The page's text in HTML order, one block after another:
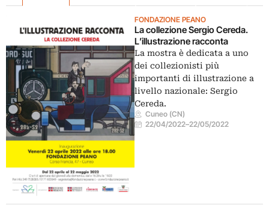
FONDAZIONE PEANO
La collezione Sergio Cereda.
L’illustrazione racconta
La mostra è dedicata a uno
dei collezionisti più
importanti di illustrazione a
livello nazionale: Sergio
Cereda.
Cuneo (CN)
22/04/2022–22/05/2022